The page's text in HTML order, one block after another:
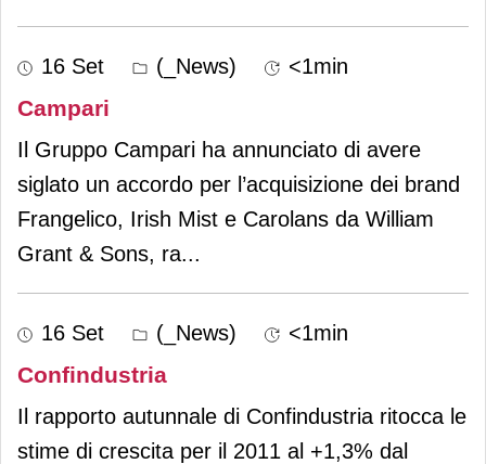
16 Set (_News) <1min
Campari
Il Gruppo Campari ha annunciato di avere
siglato un accordo per l’acquisizione dei brand
Frangelico, Irish Mist e Carolans da William
Grant & Sons, ra...
16 Set (_News) <1min
Confindustria
Il rapporto autunnale di Confindustria ritocca le
stime di crescita per il 2011 al +1,3% dal